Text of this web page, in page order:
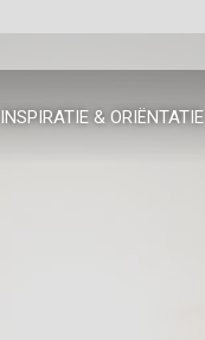
INSPIRATIE & ORIËNTATIE